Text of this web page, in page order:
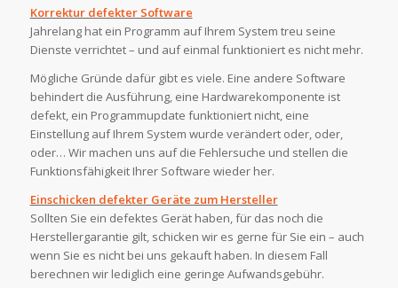
Korrektur defekter Software
Jahrelang hat ein Programm auf Ihrem System treu seine
Dienste verrichtet – und auf einmal funktioniert es nicht mehr.
Mögliche Gründe dafür gibt es viele. Eine andere Software
behindert die Ausführung, eine Hardwarekomponente ist
defekt, ein Programmupdate funktioniert nicht, eine
Einstellung auf Ihrem System wurde verändert oder, oder,
oder… Wir machen uns auf die Fehlersuche und stellen die
Funktionsfähigkeit Ihrer Software wieder her.
Einschicken defekter Geräte zum Hersteller
Sollten Sie ein defektes Gerät haben, für das noch die
Herstellergarantie gilt, schicken wir es gerne für Sie ein – auch
wenn Sie es nicht bei uns gekauft haben. In diesem Fall
berechnen wir lediglich eine geringe Aufwandsgebühr.